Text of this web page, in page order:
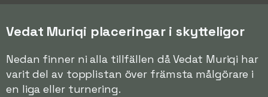
Vedat Muriqi placeringar i skytteligor
Nedan finner ni alla tillfällen då Vedat Muriqi har
varit del av topplistan över främsta målgörare i
en liga eller turnering.